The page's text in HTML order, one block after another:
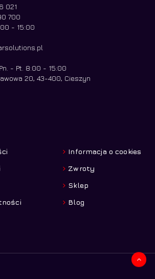
0,00zł
021
700
- 15:00
Pn. - Pt. 8:00 - 15:00
20, 43-400, Cieszyn
Informacja o cookies
Zwroty
Sklep
Blog